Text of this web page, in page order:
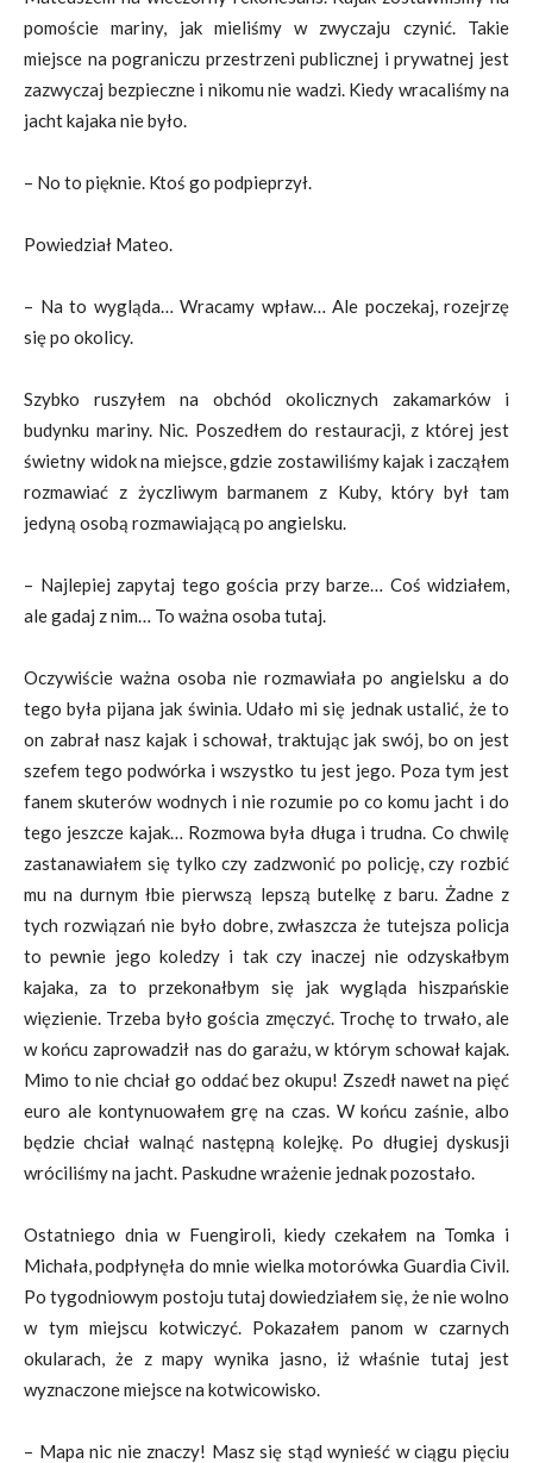
pomoście mariny, jak mieliśmy w zwyczaju czynić. Takie
miejsce na pograniczu przestrzeni publicznej i prywatnej jest
zazwyczaj bezpieczne i nikomu nie wadzi. Kiedy wracaliśmy na
jacht kajaka nie było.
– No to pięknie. Ktoś go podpieprzył.
Powiedział Mateo.
– Na to wygląda… Wracamy wpław… Ale poczekaj, rozejrzę
się po okolicy.
Szybko ruszyłem na obchód okolicznych zakamarków i
budynku mariny. Nic. Poszedłem do restauracji, z której jest
świetny widok na miejsce, gdzie zostawiliśmy kajak i zacząłem
rozmawiać z życzliwym barmanem z Kuby, który był tam
jedyną osobą rozmawiającą po angielsku.
– Najlepiej zapytaj tego gościa przy barze… Coś widziałem,
ale gadaj z nim… To ważna osoba tutaj.
Oczywiście ważna osoba nie rozmawiała po angielsku a do
tego była pijana jak świnia. Udało mi się jednak ustalić, że to
on zabrał nasz kajak i schował, traktując jak swój, bo on jest
szefem tego podwórka i wszystko tu jest jego. Poza tym jest
fanem skuterów wodnych i nie rozumie po co komu jacht i do
tego jeszcze kajak… Rozmowa była długa i trudna. Co chwilę
zastanawiałem się tylko czy zadzwonić po policję, czy rozbić
mu na durnym łbie pierwszą lepszą butelkę z baru. Żadne z
tych rozwiązań nie było dobre, zwłaszcza że tutejsza policja
to pewnie jego koledzy i tak czy inaczej nie odzyskałbym
kajaka, za to przekonałbym się jak wygląda hiszpańskie
więzienie. Trzeba było gościa zmęczyć. Trochę to trwało, ale
w końcu zaprowadził nas do garażu, w którym schował kajak.
Mimo to nie chciał go oddać bez okupu! Zszedł nawet na pięć
euro ale kontynuowałem grę na czas. W końcu zaśnie, albo
będzie chciał walnąć następną kolejkę. Po długiej dyskusji
wróciliśmy na jacht. Paskudne wrażenie jednak pozostało.
Ostatniego dnia w Fuengiroli, kiedy czekałem na Tomka i
Michała, podpłynęła do mnie wielka motorówka Guardia Civil.
Po tygodniowym postoju tutaj dowiedziałem się, że nie wolno
w tym miejscu kotwiczyć. Pokazałem panom w czarnych
okularach, że z mapy wynika jasno, iż właśnie tutaj jest
wyznaczone miejsce na kotwicowisko.
– Mapa nic nie znaczy! Masz się stąd wynieść w ciągu pięciu